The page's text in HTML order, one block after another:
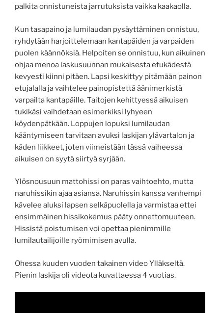
palkita onnistuneista jarrutuksista vaikka kaakaolla.
Kun tasapaino ja lumilaudan pysäyttäminen onnistuu,
ryhdytään harjoittelemaan kantapäiden ja varpaiden
puolen käännöksiä. Helpoiten se onnistuu, kun aikuinen
ohjaa menoa laskusuunnan mukaisesta etukädestä
kevyesti kiinni pitäen. Lapsi keskittyy pitämään painon
etujalalla ja vaihtelee painopistettä äänimerkistä
varpailta kantapäille. Taitojen kehittyessä aikuisen
tukikäsi vaihdetaan esimerkiksi lyhyeen
köydenpätkään. Loppujen lopuksi lumilaudan
kääntymiseen tarvitaan avuksi laskijan ylävartalon ja
käden liikkeet, joten viimeistään tässä vaiheessa
aikuisen on syytä siirtyä syrjään.
Ylösnousuun mattohissi on paras vaihtoehto, mutta
naruhissikin ajaa asiansa. Naruhissin kanssa vanhempi
kävelee aluksi lapsen selkäpuolella ja varmistaa ettei
ensimmäinen hissikokemus pääty onnettomuuteen.
Hissistä poistumisen voi opettaa pienimmille
lumilautailijoille ryömimisen avulla.
Ohessa kuuden vuoden takainen video Ylläkseltä.
Pienin laskija oli videota kuvattaessa 4 vuotias.